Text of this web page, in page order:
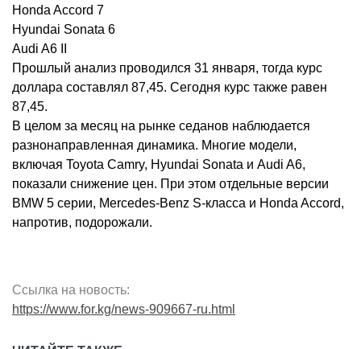
Honda Accord 7
Hyundai Sonata 6
Audi A6 II
Прошлый анализ проводился 31 января, тогда курс
доллара составлял 87,45. Сегодня курс также равен
87,45.
В целом за месяц на рынке седанов наблюдается
разнонаправленная динамика. Многие модели,
включая Toyota Camry, Hyundai Sonata и Audi A6,
показали снижение цен. При этом отдельные версии
BMW 5 серии, Mercedes-Benz S-класса и Honda Accord,
напротив, подорожали.
Ссылка на новость:
https://www.for.kg/news-909667-ru.html